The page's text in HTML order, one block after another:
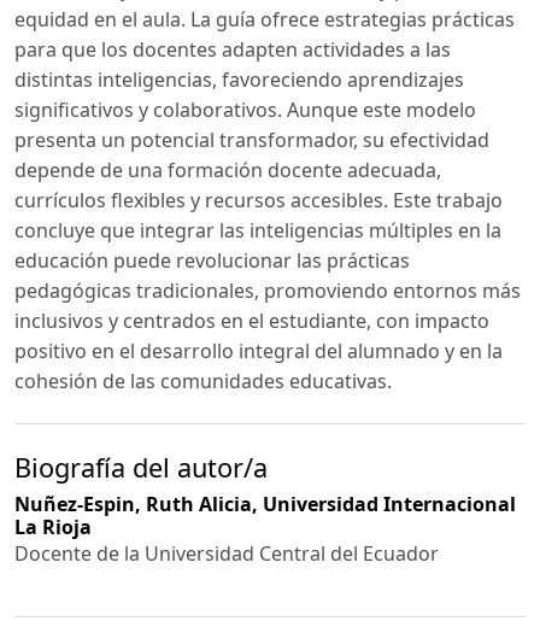
equidad en el aula. La guía ofrece estrategias prácticas
para que los docentes adapten actividades a las
distintas inteligencias, favoreciendo aprendizajes
significativos y colaborativos. Aunque este modelo
presenta un potencial transformador, su efectividad
depende de una formación docente adecuada,
currículos flexibles y recursos accesibles. Este trabajo
concluye que integrar las inteligencias múltiples en la
educación puede revolucionar las prácticas
pedagógicas tradicionales, promoviendo entornos más
inclusivos y centrados en el estudiante, con impacto
positivo en el desarrollo integral del alumnado y en la
cohesión de las comunidades educativas.
Biografía del autor/a
Nuñez-Espin, Ruth Alicia, Universidad Internacional
La Rioja
Docente de la Universidad Central del Ecuador